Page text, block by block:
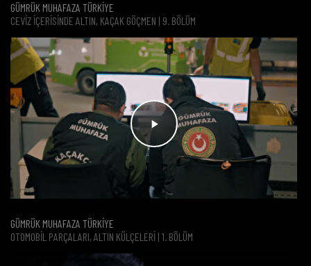
GÜMRÜK MUHAFAZA TÜRKİYE
CEVIZ İÇERISINDE ALTIN, KAÇAK GÖÇMEN | 9. BÖLÜM
GÜMRÜK MUHAFAZA TÜRKİYE
OTOMOBIL PARÇALARI, ALTIN KÜLÇELERI | 1. BÖLÜM